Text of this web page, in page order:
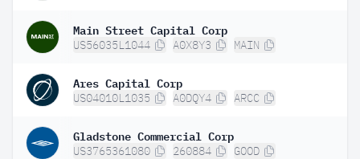
Main Street Capital Corp
US56035L1044 A0X8Y3 MAIN
Ares Capital Corp
US04010L1035 A0DQY4 ARCC
Gladstone Commercial Corp
US3765361080 260884 GOOD